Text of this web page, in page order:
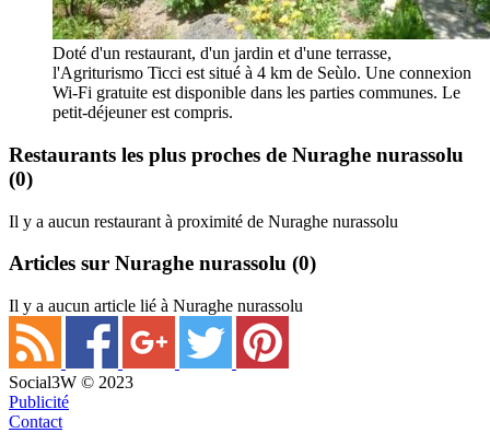
Doté d'un restaurant, d'un jardin et d'une terrasse,
l'Agriturismo Ticci est situé à 4 km de Seùlo. Une connexion
Wi-Fi gratuite est disponible dans les parties communes. Le
petit-déjeuner est compris.
Restaurants les plus proches de Nuraghe nurassolu
(0)
Il y a aucun restaurant à proximité de Nuraghe nurassolu
Articles sur Nuraghe nurassolu (0)
Il y a aucun article lié à Nuraghe nurassolu
Social3W © 2023
Publicité
Contact